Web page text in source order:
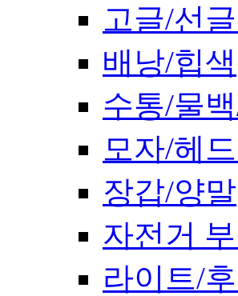
고글/선
배낭/힙색
수통/물
모자/헤
장갑/양말
자전거
라이트/